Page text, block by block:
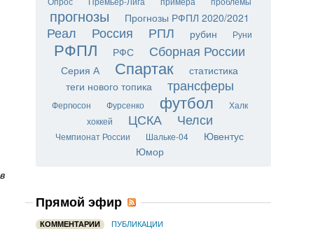
прогнозы Прогнозы РФПЛ 2020/2021
Реал Россия РПЛ рубин Руни
РФПЛ РФС Сборная России
Серия А Спартак
статистика
теги нового топика
трансферы
Фергюсон Фурсенко футбол
Халк
хоккей
ЦСКА Челси
Чемпионат России Шальке-04
Ювентус
Юмор
Прямой эфир
КОММЕНТАРИИ ПУБЛИКАЦИИ